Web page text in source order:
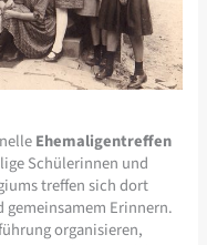
Ehemaligentreffen
Schülerinnen und
treffen sich dort
gemeinsamem Erinnern.
organisieren,